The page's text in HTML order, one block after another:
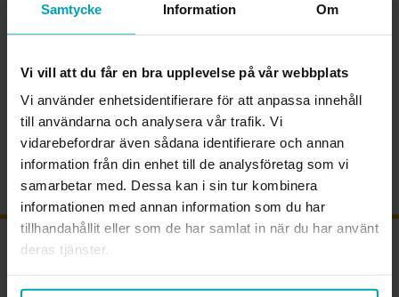
Samtycke Information Om
Vi vill att du får en bra upplevelse på vår webbplats
Vi använder enhetsidentifierare för att anpassa innehåll
till användarna och analysera vår trafik. Vi
vidarebefordrar även sådana identifierare och annan
information från din enhet till de analysföretag som vi
samarbetar med. Dessa kan i sin tur kombinera
informationen med annan information som du har
tillhandahållit eller som de har samlat in när du har använt
deras tjänster.
motesplats@arbetsterapeuterna.se
Publicerad: 5 maj, 2026
OM FÖRBUNDET
Sveriges Arbetsterapeuter är den enda fackliga organisationen som